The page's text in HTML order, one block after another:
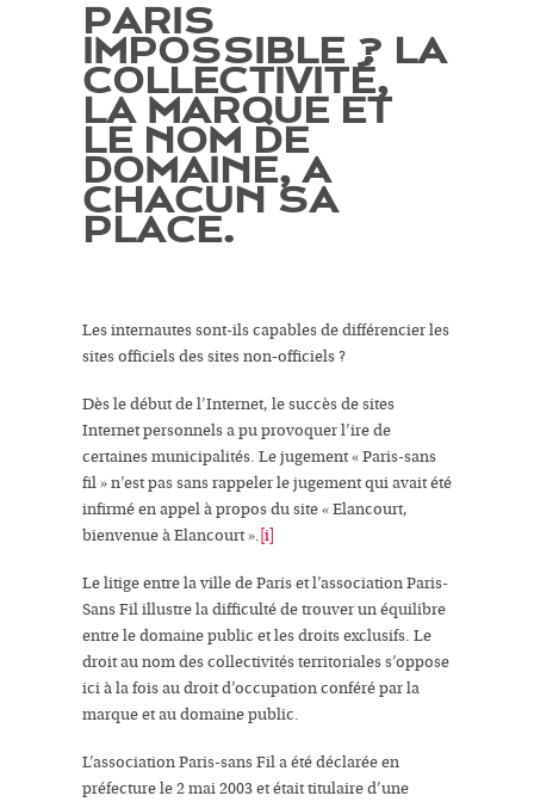
PARIS
IMPOSSIBLE ? LA
COLLECTIVITÉ,
LA MARQUE ET
LE NOM DE
DOMAINE, A
CHACUN SA
PLACE.
Les internautes sont-ils capables de différencier les
sites officielsdessites non-officiels?
Dès le début de l’Internet, le succès de sites
Internet personnels a pu provoquer l’ire de
certainesmunicipalités. Le jugement « Paris-sans
fil » n’est pas sans rappeler le jugement qui avait été
infirmé en appel à propos du site «Elancourt,
bienvenue à Elancourt».[i]
Le litige entre laville de Parisetl’association Paris-
Sans Filillustre la difficulté de trouver un équilibre
entre ledomaine public et lesdroits exclusifs. Le
droit au nom des collectivités territoriales s’oppose
ici à la fois audroit d’occupationconféré par la
marque et au domaine public.
L’association Paris-sans Fil a été déclarée en
préfecture le 2 mai 2003 et était titulaire d’une